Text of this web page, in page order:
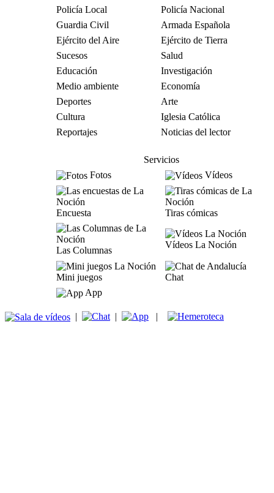
Policía Local
Policía Nacional
Guardia Civil
Armada Española
Ejército del Aire
Ejército de Tierra
Sucesos
Salud
Educación
Investigación
Medio ambiente
Economía
Deportes
Arte
Cultura
Iglesia Católica
Reportajes
Noticias del lector
Servicios
Fotos
Vídeos
Encuesta Tiras cómicas
Las Columnas
Vídeos La Noción
Mini juegos
Chat
App
| | |